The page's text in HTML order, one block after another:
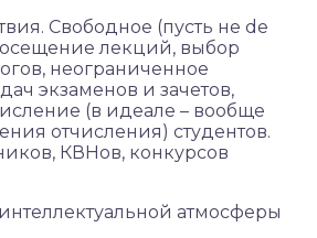
Свободное (пусть не de
лекций, выбор
неограниченное
экзаменов и зачетов,
(в идеале – вообще
отчисления) студентов.
КВНов, конкурсов
атмосферы